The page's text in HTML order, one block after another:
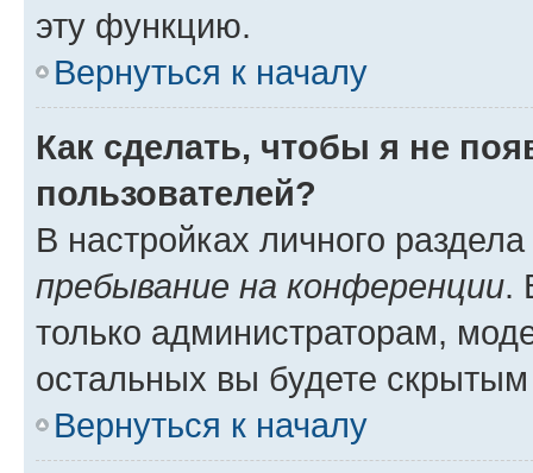
эту функцию.
Вернуться к началу
Как сделать, чтобы я не
пользователей?
В настройках личного
пребывание на конференции.
только администраторам,
остальных вы будете
Вернуться к началу